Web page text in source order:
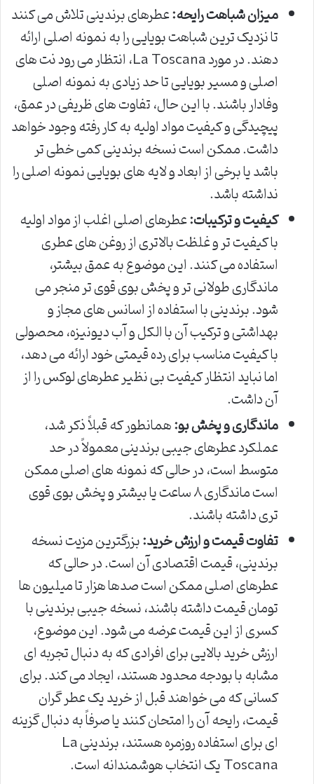
میزان شباهت رایحه:عطرهای برندینی تلاش می کنند
تا نزدیک ترین شباهت بویایی را به نمونه اصلی ارائه
دهند. در مورد La Toscana، انتظار می رود نت های
اصلی و مسیر بویایی تا حد زیادی به نمونه اصلی
وفادار باشند. با این حال، تفاوت های ظریفی در عمق،
پیچیدگی و کیفیت مواد اولیه به کار رفته وجود خواهد
داشت. ممکن است نسخه برندینی کمی خطی تر
باشد یا برخی از ابعاد و لایه های بویایی نمونه اصلی را
نداشته باشد.
کیفیت و ترکیبات:عطرهای اصلی اغلب از مواد اولیه
با کیفیت تر و غلظت بالاتری از روغن های عطری
استفاده می کنند. این موضوع به عمق بیشتر،
ماندگاری طولانی تر و پخش بوی قوی تر منجر می
شود. برندینی با استفاده از اسانس های مجاز و
بهداشتی و ترکیب آن با الکل و آب دیونیزه، محصولی
با کیفیت مناسب برای رده قیمتی خود ارائه می دهد،
اما نباید انتظار کیفیت بی نظیر عطرهای لوکس را از
آن داشت.
ماندگاری و پخش بو:همانطور که قبلاً ذکر شد،
عملکرد عطرهای جیبی برندینی معمولاً در حد
متوسط است، در حالی که نمونه های اصلی ممکن
است ماندگاری ۸ ساعت یا بیشتر و پخش بوی قوی
تری داشته باشند.
تفاوت قیمت و ارزش خرید:بزرگترین مزیت نسخه
برندینی، قیمت اقتصادی آن است. در حالی که
عطرهای اصلی ممکن است صدها هزار تا میلیون ها
تومان قیمت داشته باشند، نسخه جیبی برندینی با
کسری از این قیمت عرضه می شود. این موضوع،
ارزش خرید بالایی برای افرادی که به دنبال تجربه ای
مشابه با بودجه محدود هستند، ایجاد می کند. برای
کسانی که می خواهند قبل از خرید یک عطر گران
قیمت، رایحه آن را امتحان کنند یا صرفاً به دنبال گزینه
ای برای استفاده روزمره هستند، برندینی La
Toscana یک انتخاب هوشمندانه است.